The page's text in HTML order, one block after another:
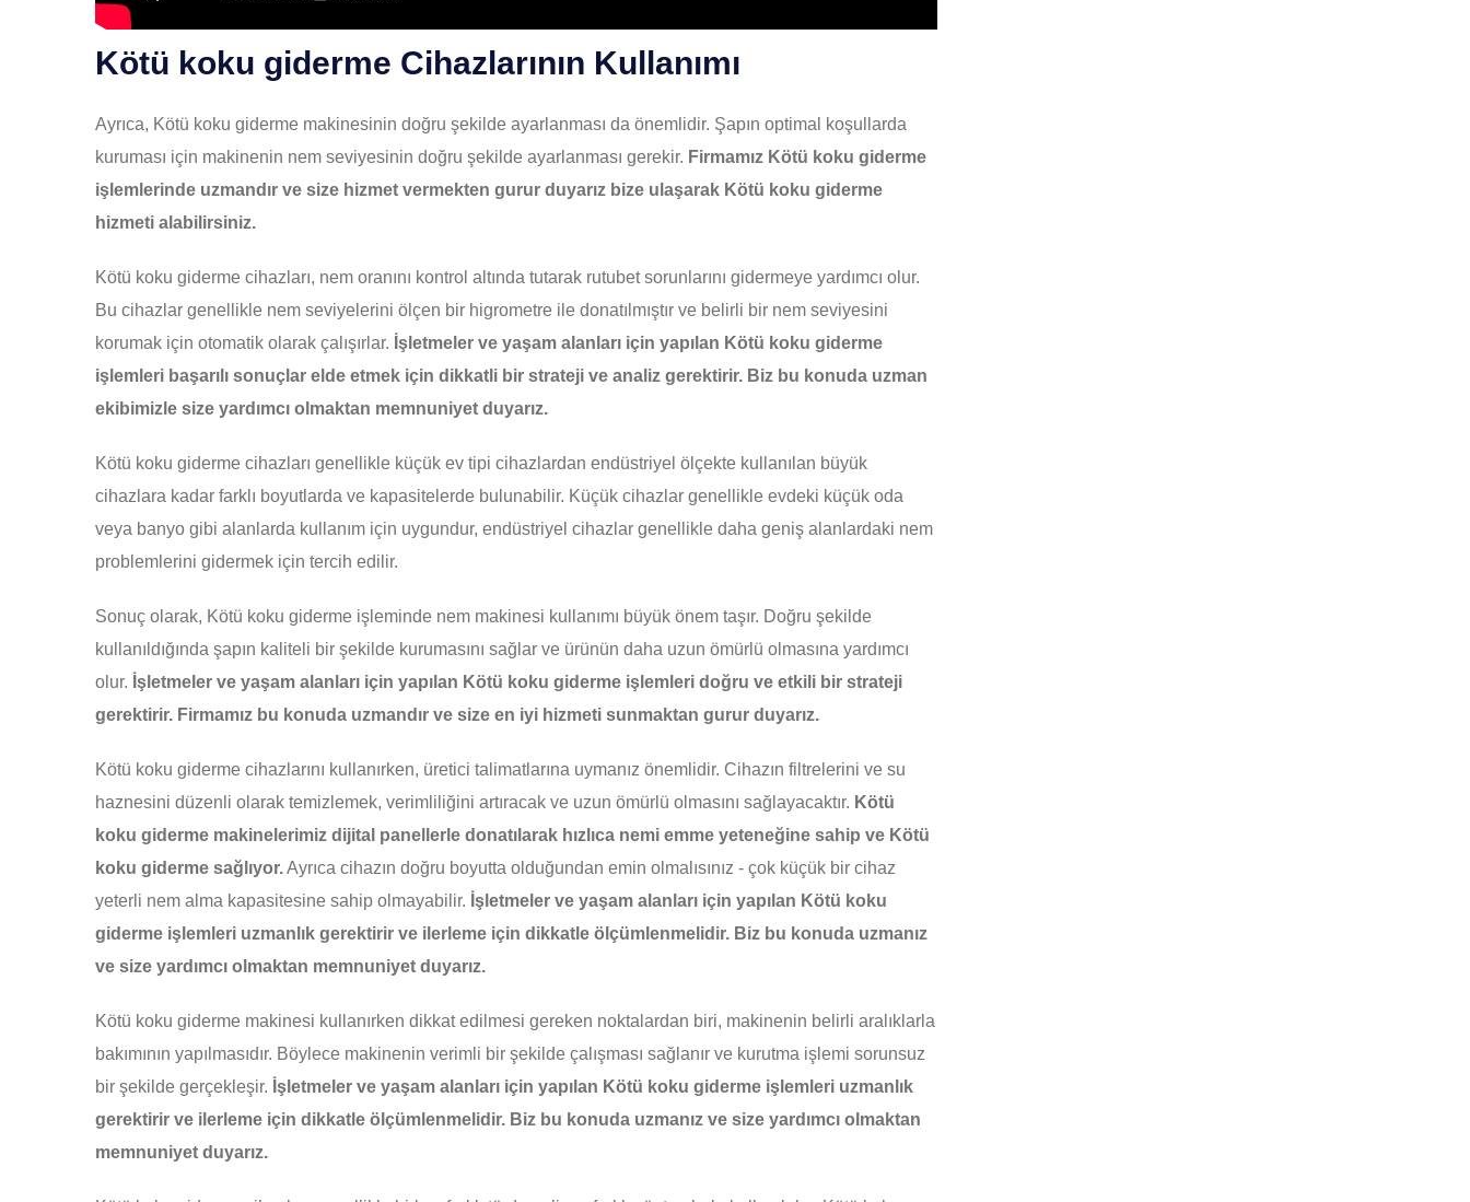
Kötü koku giderme Cihazlarının Kullanımı
Ayrıca, Kötü koku giderme makinesinin doğru şekilde ayarlanması da önemlidir. Şapın optimal koşullarda
kuruması için makinenin nem seviyesinin doğru şekilde ayarlanması gerekir. Firmamız Kötü koku giderme
işlemlerinde uzmandır ve size hizmet vermekten gurur duyarız bize ulaşarak Kötü koku giderme
hizmeti alabilirsiniz.
Kötü koku giderme cihazları, nem oranını kontrol altında tutarak rutubet sorunlarını gidermeye yardımcı olur.
Bu cihazlar genellikle nem seviyelerini ölçen bir higrometre ile donatılmıştır ve belirli bir nem seviyesini
korumak için otomatik olarak çalışırlar. İşletmeler ve yaşam alanları için yapılan Kötü koku giderme
işlemleri başarılı sonuçlar elde etmek için dikkatli bir strateji ve analiz gerektirir. Biz bu konuda uzman
ekibimizle size yardımcı olmaktan memnuniyet duyarız.
Kötü koku giderme cihazları genellikle küçük ev tipi cihazlardan endüstriyel ölçekte kullanılan büyük
cihazlara kadar farklı boyutlarda ve kapasitelerde bulunabilir. Küçük cihazlar genellikle evdeki küçük oda
veya banyo gibi alanlarda kullanım için uygundur, endüstriyel cihazlar genellikle daha geniş alanlardaki nem
problemlerini gidermek için tercih edilir.
Sonuç olarak, Kötü koku giderme işleminde nem makinesi kullanımı büyük önem taşır. Doğru şekilde
kullanıldığında şapın kaliteli bir şekilde kurumasını sağlar ve ürünün daha uzun ömürlü olmasına yardımcı
olur. İşletmeler ve yaşam alanları için yapılan Kötü koku giderme işlemleri doğru ve etkili bir strateji
gerektirir. Firmamız bu konuda uzmandır ve size en iyi hizmeti sunmaktan gurur duyarız.
Kötü koku giderme cihazlarını kullanırken, üretici talimatlarına uymanız önemlidir. Cihazın filtrelerini ve su
haznesini düzenli olarak temizlemek, verimliliğini artıracak ve uzun ömürlü olmasını sağlayacaktır. Kötü
koku giderme makinelerimiz dijital panellerle donatılarak hızlıca nemi emme yeteneğine sahip ve Kötü
koku giderme sağlıyor.Ayrıca cihazın doğru boyutta olduğundan emin olmalısınız - çok küçük bir cihaz
yeterli nem alma kapasitesine sahip olmayabilir. İşletmeler ve yaşam alanları için yapılan Kötü koku
giderme işlemleri uzmanlık gerektirir ve ilerleme için dikkatle ölçümlenmelidir. Biz bu konuda uzmanız
ve size yardımcı olmaktan memnuniyet duyarız.
Kötü koku giderme makinesi kullanırken dikkat edilmesi gereken noktalardan biri, makinenin belirli aralıklarla
bakımının yapılmasıdır. Böylece makinenin verimli bir şekilde çalışması sağlanır ve kurutma işlemi sorunsuz
bir şekilde gerçekleşir. İşletmeler ve yaşam alanları için yapılan Kötü koku giderme işlemleri uzmanlık
gerektirir ve ilerleme için dikkatle ölçümlenmelidir. Biz bu konuda uzmanız ve size yardımcı olmaktan
memnuniyet duyarız.